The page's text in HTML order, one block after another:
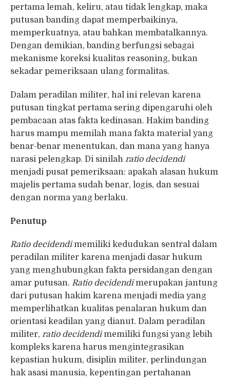
pertama lemah, keliru, atau tidak lengkap, maka
putusan banding dapat memperbaikinya,
memperkuatnya, atau bahkan membatalkannya.
Dengan demikian, banding berfungsi sebagai
mekanisme koreksi kualitas reasoning, bukan
sekadar pemeriksaan ulang formalitas.
Dalam peradilan militer, hal ini relevan karena
putusan tingkat pertama sering dipengaruhi oleh
pembacaan atas fakta kedinasan. Hakim banding
harus mampu memilah mana fakta material yang
benar-benar menentukan, dan mana yang hanya
narasi pelengkap. Di sinilah ratio decidendi
menjadi pusat pemeriksaan: apakah alasan hukum
majelis pertama sudah benar, logis, dan sesuai
dengan norma yang berlaku.
Penutup
Ratio decidendimemiliki kedudukan sentral dalam
peradilan militer karena menjadi dasar hukum
yang menghubungkan fakta persidangan dengan
amar putusan. Ratio decidendimerupakan jantung
dari putusan hakim karena menjadi media yang
memperlihatkan kualitas penalaran hukum dan
orientasi keadilan yang dianut. Dalam peradilan
militer, ratio decidendimemiliki fungsi yang lebih
kompleks karena harus mengintegrasikan
kepastian hukum, disiplin militer, perlindungan
hak asasi manusia, kepentingan pertahanan